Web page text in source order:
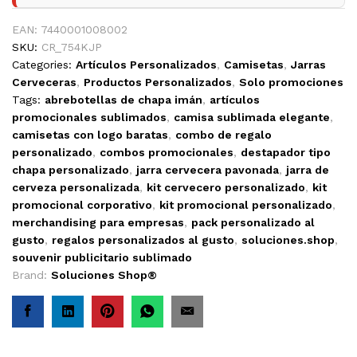
EAN: 7440001008002
SKU: CR_754KJP
Categories: Artículos Personalizados, Camisetas, Jarras
Cerveceras, Productos Personalizados, Solo promociones
Tags: abrebotellas de chapa imán, artículos
promocionales sublimados, camisa sublimada elegante,
camisetas con logo baratas, combo de regalo
personalizado, combos promocionales, destapador tipo
chapa personalizado, jarra cervecera pavonada, jarra de
cerveza personalizada, kit cervecero personalizado, kit
promocional corporativo, kit promocional personalizado,
merchandising para empresas, pack personalizado al
gusto, regalos personalizados al gusto, soluciones.shop,
souvenir publicitario sublimado
Brand: Soluciones Shop®